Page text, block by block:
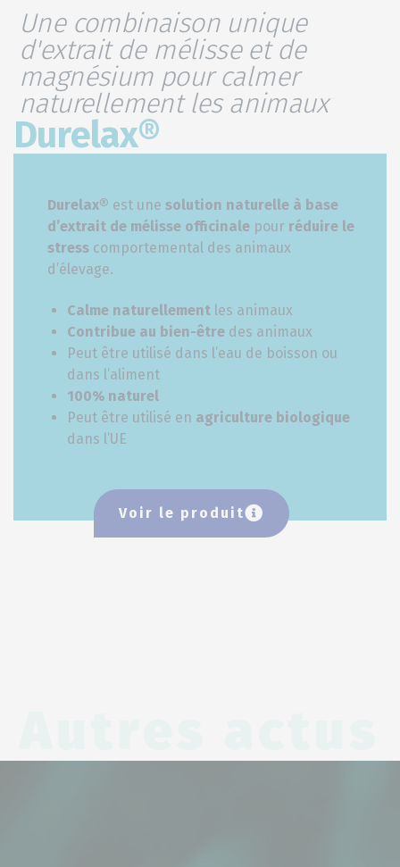
Une combinaison unique
d'extrait de mélisse et de
magnésium pour calmer
naturellement les animaux
Durelax®
Durelax® est une solution naturelle à base
d’extrait de mélisse officinale pour réduire le
stress comportemental des animaux
d’élevage.
Calme naturellement les animaux
Contribue au bien-être des animaux
Peut être utilisé dans l’eau de boisson ou
dans l’aliment
100% naturel
Peut être utilisé en agriculture biologique
dans l’UE
Voir le produit